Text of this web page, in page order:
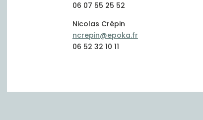
06 07 55 25 52
Nicolas Crépin
ncrepin@epoka.fr
06 52 32 10 11